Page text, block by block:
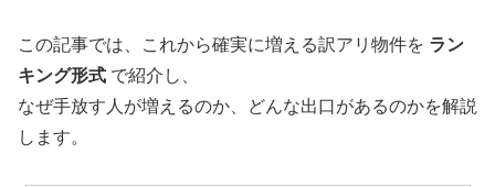
この記事では、これから確実に増える訳アリ物件を ラン
キング形式 で紹介し、
なぜ手放す人が増えるのか、どんな出口があるのかを解説
します。